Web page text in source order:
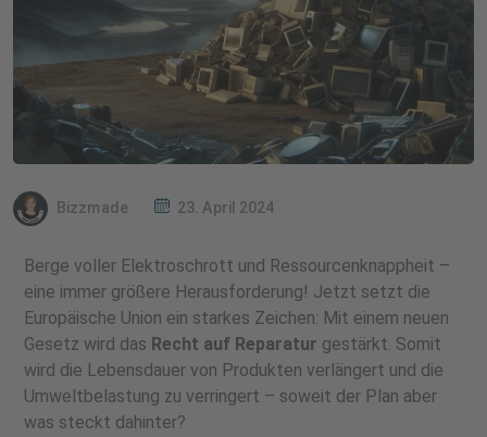
Bizzmade 23. April 2024
Berge voller Elektroschrott und Ressourcenknappheit –
eine immer größere Herausforderung! Jetzt setzt die
Europäische Union ein starkes Zeichen: Mit einem neuen
Gesetz wird das Recht auf Reparatur gestärkt. Somit
wird die Lebensdauer von Produkten verlängert und die
Umweltbelastung zu verringert – soweit der Plan aber
was steckt dahinter?